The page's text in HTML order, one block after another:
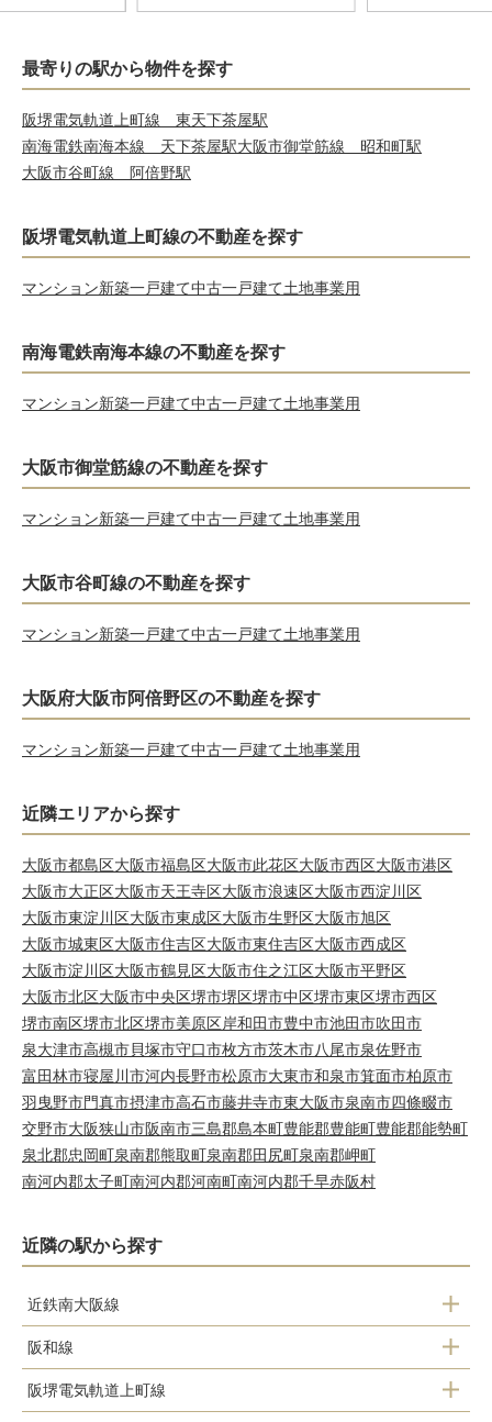
最寄りの駅から物件を探す
阪堺電気軌道上町線 東天下茶屋駅
南海電鉄南海本線 天下茶屋駅大阪市御堂筋線 昭和町駅
大阪市谷町線 阿倍野駅
阪堺電気軌道上町線の不動産を探す
マンション新築一戸建て中古一戸建て土地事業用
南海電鉄南海本線の不動産を探す
マンション新築一戸建て中古一戸建て土地事業用
大阪市御堂筋線の不動産を探す
マンション新築一戸建て中古一戸建て土地事業用
大阪市谷町線の不動産を探す
マンション新築一戸建て中古一戸建て土地事業用
大阪府大阪市阿倍野区の不動産を探す
マンション新築一戸建て中古一戸建て土地事業用
近隣エリアから探す
大阪市都島区大阪市福島区大阪市此花区大阪市西区大阪市港区
大阪市大正区大阪市天王寺区大阪市浪速区大阪市西淀川区
大阪市東淀川区大阪市東成区大阪市生野区大阪市旭区
大阪市城東区大阪市住吉区大阪市東住吉区大阪市西成区
大阪市淀川区大阪市鶴見区大阪市住之江区大阪市平野区
大阪市北区大阪市中央区堺市堺区堺市中区堺市東区堺市西区
堺市南区堺市北区堺市美原区岸和田市豊中市池田市吹田市
泉大津市高槻市貝塚市守口市枚方市茨木市八尾市泉佐野市
富田林市寝屋川市河内長野市松原市大東市和泉市箕面市柏原市
羽曳野市門真市摂津市高石市藤井寺市東大阪市泉南市四條畷市
交野市大阪狭山市阪南市三島郡島本町豊能郡豊能町豊能郡能勢町
泉北郡忠岡町泉南郡熊取町泉南郡田尻町泉南郡岬町
南河内郡太子町南河内郡河南町南河内郡千早赤阪村
近隣の駅から探す
近鉄南大阪線
大阪阿部野橋駅
河堀口駅
阪和線
美章園駅
阪堺電気軌道上町線